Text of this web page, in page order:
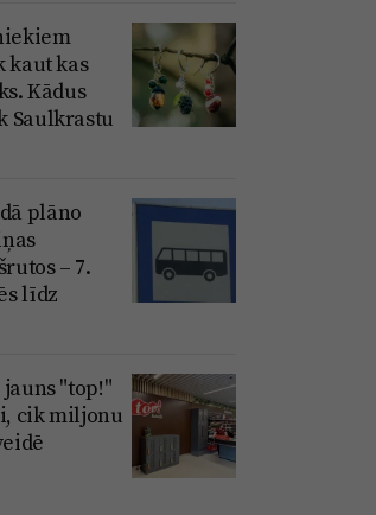
kaut kas
Kādus
Saulkrastu
plāno
– 7.
līdz
jauns "top!"
cik miljonu